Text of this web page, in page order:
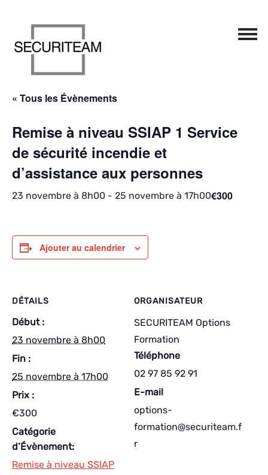
Navigation principale
« Tous les Évènements
Remise à niveau SSIAP 1 Service
de sécurité incendie et
d’assistance aux personnes
23 novembre à 8h00 - 25 novembre à 17h00€300
Ajouter au calendrier
DÉTAILS
Début :
23 novembre à 8h00
Fin :
25 novembre à 17h00
Prix :
€300
Catégorie
d’Évènement:
Remise à niveau SSIAP
ORGANISATEUR
SECURITEAM Options
Formation
Téléphone
02 97 85 92 91
E-mail
options-
formation@securiteam.f
r